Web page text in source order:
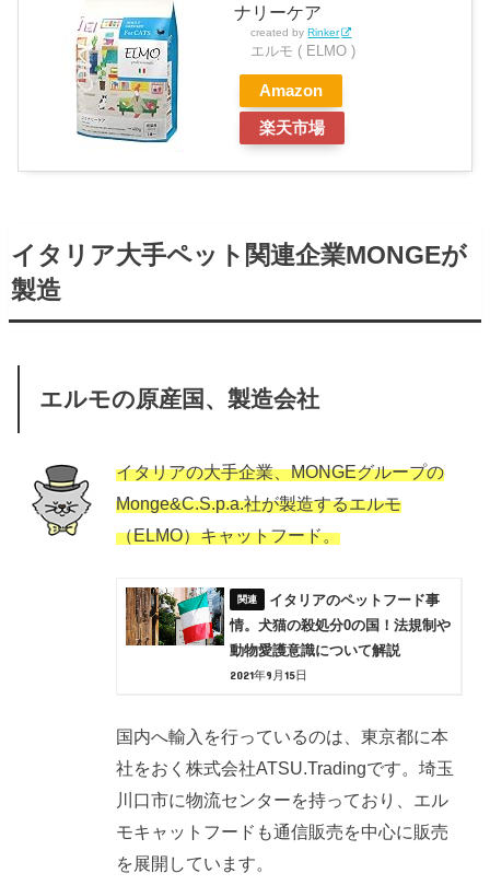
ナリーケア
created byRinker
エルモ ( ELMO )
Amazon
楽天市場
イタリア大手ペット関連企業MONGEが
製造
エルモの原産国、製造会社
イタリアの大手企業、MONGEグループの
Monge&C.S.p.a.社が製造するエルモ
（ELMO）キャットフード。
イタリアのペットフード事
情。犬猫の殺処分0の国！法規制や
動物愛護意識について解説
2021年9月15日
国内へ輸入を行っているのは、東京都に本
社をおく株式会社ATSU.Tradingです。埼玉
川口市に物流センターを持っており、エル
モキャットフードも通信販売を中心に販売
を展開しています。